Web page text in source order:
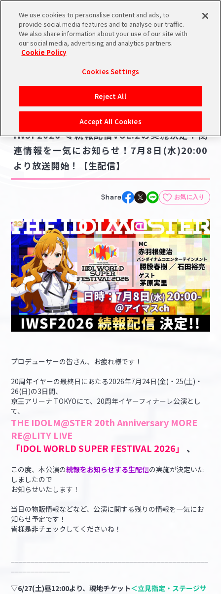
スケジュール 検索
バンダイナムコIDで
アイドルマスター ポータルへの登録について
シリアルコード・
あいことば
活動履歴
閲覧履歴・購入履歴 Pレポ
チェックイン お気に入り
マイデスク設定変更 バンダイナムコID Link設定
ニュース
ライブ・イベント
2026.06.26
【アイマス20周年イヤー】⫸ #アイマス
IWSF2026 ⫷ 続報配信VOL.2の実施決定！関
連情報を一気にお知らせ！7月8日(水)20:00
より放送開始！【生配信】
Share お気に入り
プロデューサーの皆さん、お疲れ様です！
20周年イヤーの最終日にあたる2026年7月24日(金)・25(土)・
26(日)の3日間、
京王アリーナ TOKYOにて、20周年イヤーフィナーレ公演とし
て、
THE IDOLM@STER 20th Anniversary MORE
RE@LITY LIVE
「IDOL WORLD SUPER FESTIVAL 2026」
、
この度、本公演の続報をお知らせする生配信の実施が決定いた
しましたので
お知らせいたします！
当日の物販情報などなど、公演に関する残りの情報を一気にお
知らせ予定です！
皆様是非チェックしてくださいね！
▽6/27(土)昼12:00より、現地チケット＜立見指定・ステージサ
We use cookies to personalise content and ads, to
provide social media features and to analyse our traffic.
We also share information about your use of our site with
our social media, advertising and analytics partners.
Cookie Policy
Cookies Settings
Reject All
Accept All Cookies